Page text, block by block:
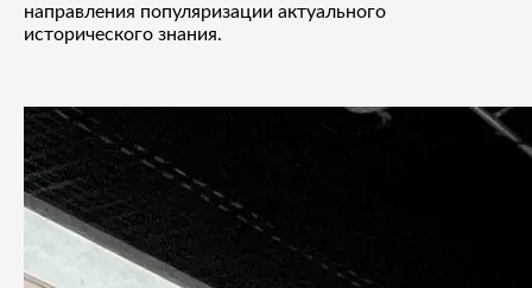
направления популяризации актуального
исторического знания.